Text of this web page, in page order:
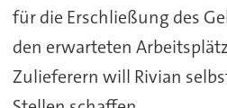
für die Erschließung des
den erwarteten
Zulieferern will Rivian